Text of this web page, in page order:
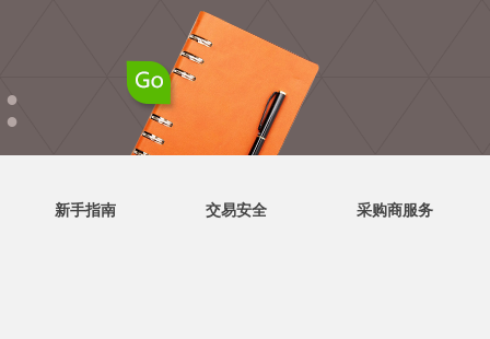
●
●
新手指南 交易安全 采购商服务